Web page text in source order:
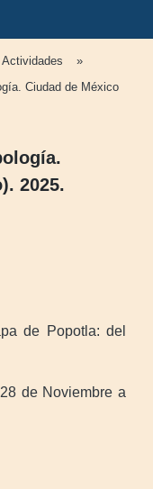
Actividades
»
Ciudad de México
2025.
de Popotla: del
de Noviembre a